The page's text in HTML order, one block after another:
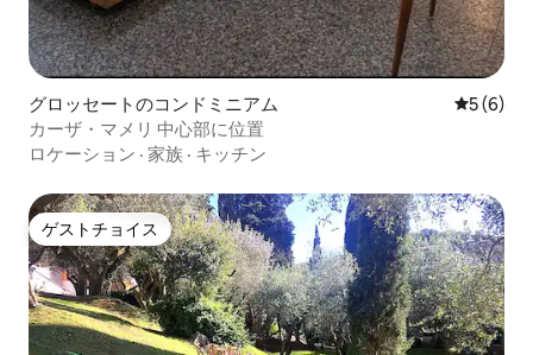
グロッセートのコンドミニアム レビュー
5 (6)
カーザ・マメリ 中心部に位置
ロケーション · 家族 · キッチン
ゲストチョイス
ゲストチョイス